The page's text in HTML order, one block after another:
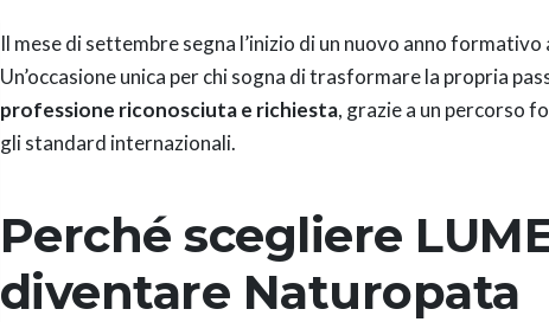
Il mese di settembre segna l’inizio di un nuovo anno formativo
Un’occasione unica per chi sogna di trasformare la propria
professione riconosciuta e richiesta, grazie a un percorso
gli standard internazionali.
Perché scegliere
diventare Naturopata